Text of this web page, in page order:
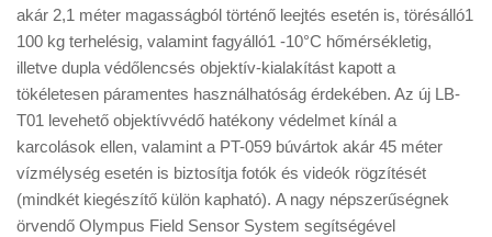
akár 2,1 méter magasságból történő leejtés esetén is, törésálló1
100 kg terhelésig, valamint fagyálló1 -10°C hőmérsékletig,
illetve dupla védőlencsés objektív-kialakítást kapott a
tökéletesen páramentes használhatóság érdekében. Az új LB-
T01 levehető objektívvédő hatékony védelmet kínál a
karcolások ellen, valamint a PT-059 búvártok akár 45 méter
vízmélység esetén is biztosítja fotók és videók rögzítését
(mindkét kiegészítő külön kapható). A nagy népszerűségnek
örvendő Olympus Field Sensor System segítségével